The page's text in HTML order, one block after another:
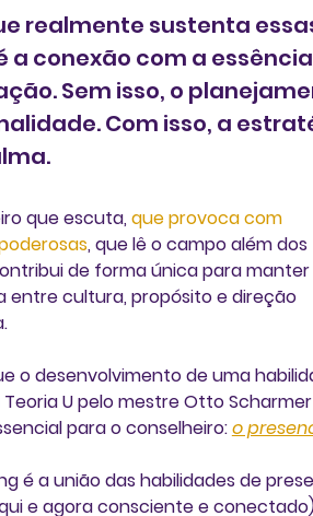
realmente sustenta
a conexão com a
Sem isso, o
Com isso, a
que escuta, que provoca com
, que lê o campo além dos
de forma única para
entre cultura, propósito e direção
o desenvolvimento de uma
U pelo mestre Otto
para o conselheiro: o
é a união das habilidades de
e agora consciente e